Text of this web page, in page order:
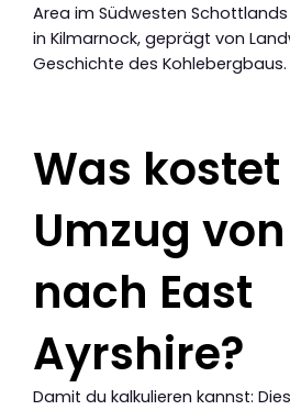
Area im Südwesten
in Kilmarnock, geprägt von
Geschichte des Kohlebergbaus.
Was kostet
Umzug
nach East
Ayrshire?
Damit du kalkulieren kannst: